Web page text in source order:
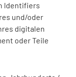
Identifiers
und/oder
digitalen
oder Teile